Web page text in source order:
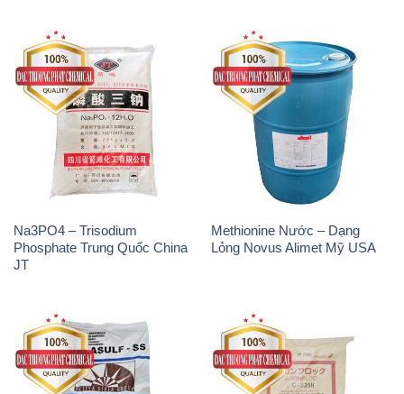
Na3PO4 – Trisodium
Phosphate Trung Quốc China
Methionine Nước – Dạng
Lỏng Novus Alimet Mỹ USA